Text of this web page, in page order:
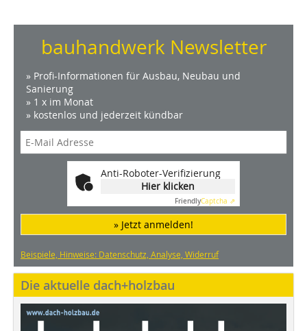
bauhandwerk Newsletter
» Profi-Informationen für Ausbau, Neubau und
Sanierung
» 1 x im Monat
» kostenlos und jederzeit kündbar
Anti-Roboter-Verifizierung
Hier klicken
FriendlyCaptcha ⇗
» Jetzt anmelden!
Beispiele, Hinweise: Datenschutz, Analyse, Widerruf
Die aktuelle dach+holzbau